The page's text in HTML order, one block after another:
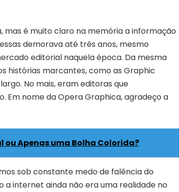
mas é muito claro na memória a informação
demorava até três anos, mesmo
editorial naquela época. Da mesma
histórias marcantes, como as Graphic
No mais, eram editoras que
nome da Opera Graphica, agradeço a
ou Apenas uma Bolha Colorida?
sob constante medo de falência do
a internet ainda não era uma realidade no